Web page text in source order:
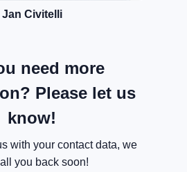
Jan Civitelli
need more
Please let us
know!
with your contact data, we
you back soon!